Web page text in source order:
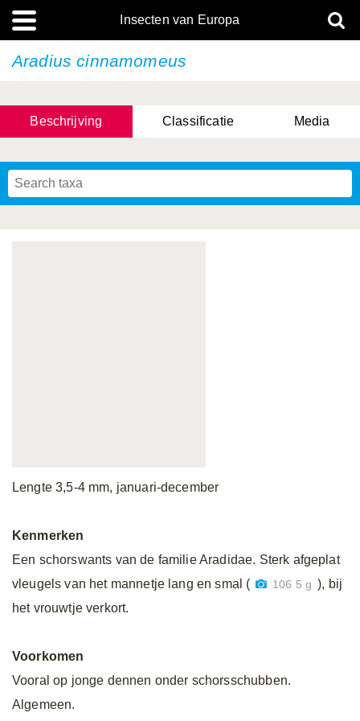
Insecten van Europa
Aradius cinnamomeus
Beschrijving Classificatie Media
Lengte 3,5-4 mm, januari-december
Kenmerken
Een schorswants van de familie Aradidae. Sterk afgeplat
vleugels van het mannetje lang en smal (
106 5 g ), bij
het vrouwtje verkort.
Voorkomen
Vooral op jonge dennen onder schorsschubben.
Algemeen.